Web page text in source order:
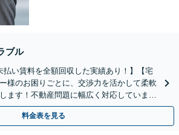
ブル
払い賃料を全額回収した実績あり！】【宅
様のお困りごとに、交渉力を活かして柔軟
ます！不動産問題に幅広く対応していま
料金表を見る